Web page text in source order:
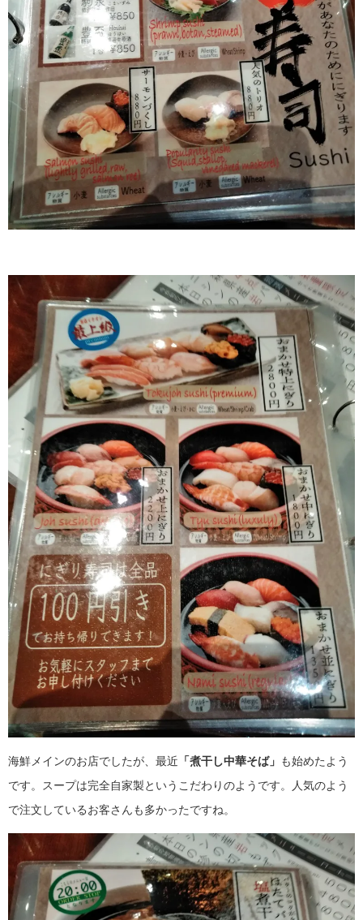
海鮮メインのお店でしたが、最近 「煮干し中華そば」 も始めたよう
です。スープは完全自家製というこだわりのようです。人気のよう
で注文しているお客さんも多かったですね。